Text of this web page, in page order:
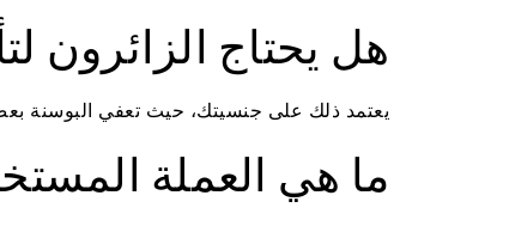
هل يحتاج الزائرون
يعتمد ذلك على جنسيتك، حيث تعفي البوسنة
ما هي العملة